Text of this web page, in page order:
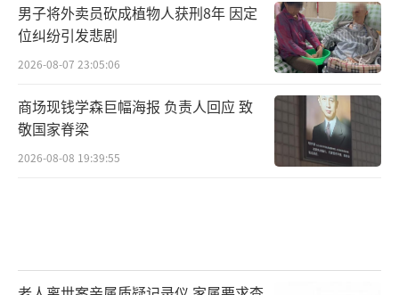
男子将外卖员砍成植物人获刑8年 因定
位纠纷引发悲剧
2026-08-07 23:05:06
商场现钱学森巨幅海报 负责人回应 致
敬国家脊梁
2026-08-08 19:39:55